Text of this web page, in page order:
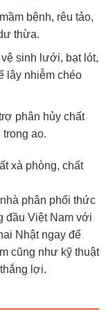
bệnh, rêu tảo,
thừa.
sinh lưới, bạt lót,
lây nhiễm chéo
phân hủy chất
trong ao.
xà phòng, chất
phân phối thức
đầu Việt Nam với
Nhật ngay để
cũng như kỹ thuật
lợi.